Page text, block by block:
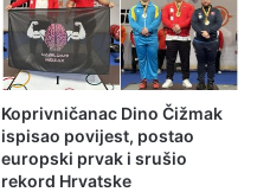
Koprivničanac Dino Čižmak
ispisao povijest, postao
europski prvak i srušio
rekord Hrvatske